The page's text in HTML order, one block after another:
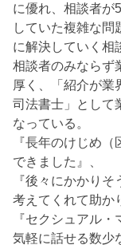
に優れ、相談者が
していた複雑な問
に解決していく相
相談者のみならず
厚く、「紹介が業
司法書士」として
なっている。
『長年のけじめ
できました』、
『後々にかかり
考えてくれて助か
『セクシュアル
気軽に話せる数少